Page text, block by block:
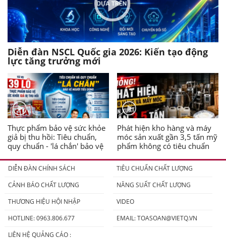
Diễn đàn NSCL Quốc gia 2026: Kiến tạo động
lực tăng trưởng mới
Thực phẩm bảo vệ sức khỏe
giả bị thu hồi: Tiêu chuẩn,
quy chuẩn - 'lá chắn' bảo vệ
Phát hiện kho hàng và máy
móc sản xuất gần 3,5 tấn mỹ
phẩm không có tiêu chuẩn
DIỄN ĐÀN CHÍNH SÁCH
TIÊU CHUẨN CHẤT LƯỢNG
CẢNH BÁO CHẤT LƯỢNG
NĂNG SUẤT CHẤT LƯỢNG
THƯƠNG HIỆU HỘI NHẬP
VIDEO
HOTLINE: 0963.806.677
EMAIL:TOASOAN@VIETQ.VN
LIÊN HỆ QUẢNG CÁO :